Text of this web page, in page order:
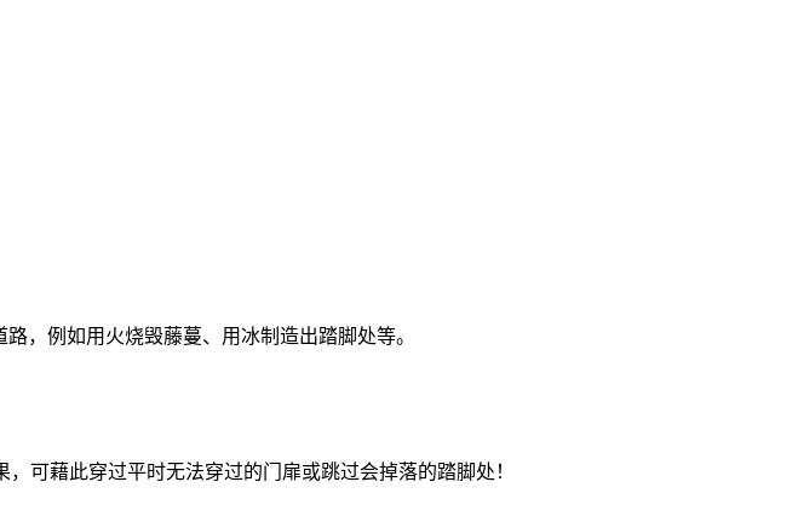
，例如用火烧毁藤蔓、用冰制造出踏脚处等。
可藉此穿过平时无法穿过的门扉或跳过会掉落的踏脚处！